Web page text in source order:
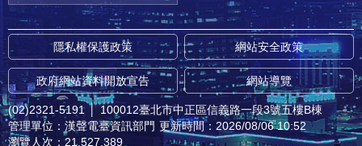
隱私權保護政策 網站安全政策
政府網站資料開放宣告 網站導覽
(02)2321-5191 │ 100012臺北市中正區信義路一段3號五樓B棟
管理單位：漢聲電臺資訊部門 更新時間：2026/08/06 10:52
瀏覽人次：21,527,389